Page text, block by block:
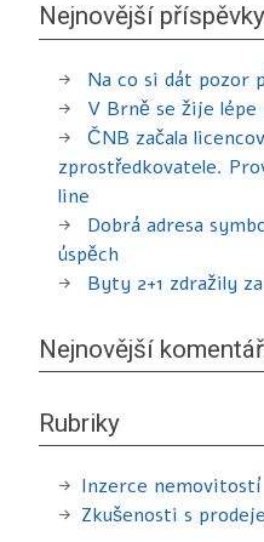
Nejnovější příspěvky
Na co si dát pozor
V Brně se žije lépe
ČNB začala
zprostředkovatele.
line
Dobrá adresa
úspěch
Byty 2+1 zdražily
Nejnovější
Rubriky
Inzerce nemovitostí
Zkušenosti s